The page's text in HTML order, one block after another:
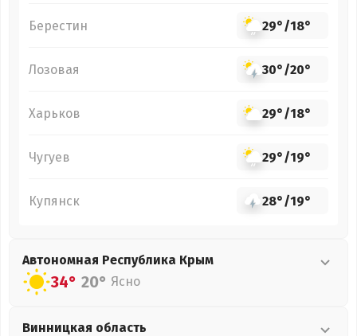
Берестин 29°/18°
Лозовая 30°/20°
Харьков 29°/18°
Чугуев 29°/19°
Купянск 28°/19°
Автономная Республика Крым
34° 20° Ясно
Винницкая область